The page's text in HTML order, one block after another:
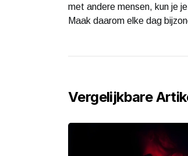
met andere mensen, kun je
Maak daarom elke dag
Vergelijkbare